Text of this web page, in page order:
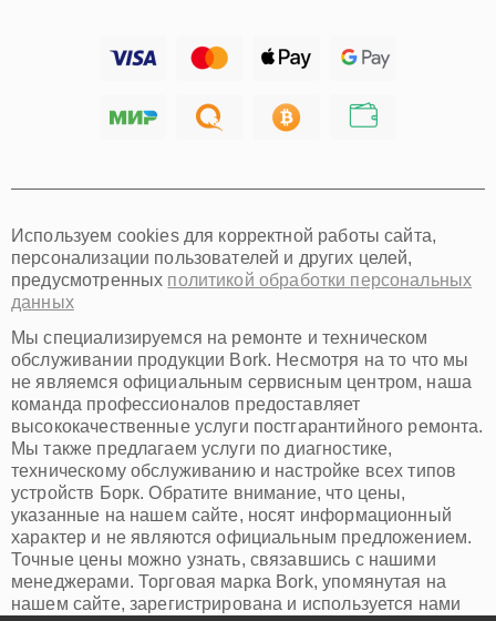
Хабаровск
Иркутск
Омск
Красноярск
Пермь
Ульяновск
Киров
Архангельск
Астрахань
Белгород
Благовещенск
Брянск
Владивосток
Владикавказ
Владимир
Волжский
Вологда
Грозный
Иваново
Используем cookies для корректной работы сайта,
персонализации пользователей и других целей,
предусмотренных политикой обработки персональных
данных
Мы специализируемся на ремонте и техническом
обслуживании продукции Bork. Несмотря на то что мы
не являемся официальным сервисным центром, наша
команда профессионалов предоставляет
высококачественные услуги постгарантийного ремонта.
Мы также предлагаем услуги по диагностике,
техническому обслуживанию и настройке всех типов
устройств Борк. Обратите внимание, что цены,
указанные на нашем сайте, носят информационный
характер и не являются официальным предложением.
Точные цены можно узнать, связавшись с нашими
менеджерами. Торговая марка Bork, упомянутая на
нашем сайте, зарегистрирована и используется нами